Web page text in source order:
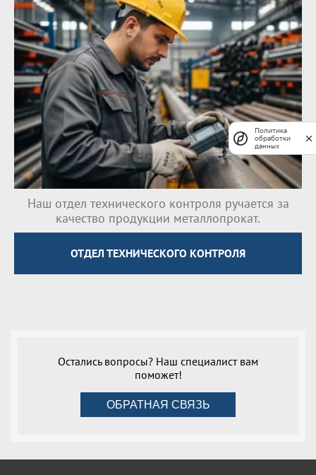
Наш отдел технического контроля ручается за
качество продукции металлопрокат.
ОТДЕЛ ТЕХНИЧЕСКОГО КОНТРОЛЯ
Остались вопросы? Наш специалист вам
поможет!
ОБРАТНАЯ СВЯЗЬ
Политика
обработки
данных